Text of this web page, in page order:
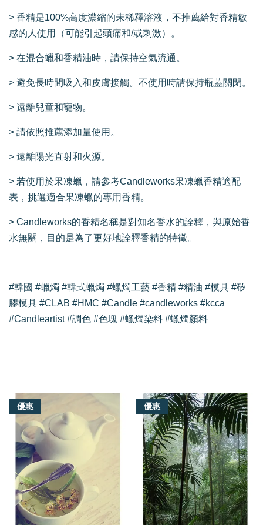
> 香精是100%高度濃縮的未稀釋溶液，不推薦給對香精敏
感的人使用（可能引起頭痛和/或刺激）。
> 在混合蠟和香精油時，請保持空氣流通。
> 避免長時間吸入和皮膚接觸。不使用時請保持瓶蓋關閉。
> 遠離兒童和寵物。
> 請依照推薦添加量使用。
> 遠離陽光直射和火源。
> 若使用於果凍蠟，請參考Candleworks果凍蠟香精適配
表，挑選適合果凍蠟的專用香精。
> Candleworks的香精名稱是對知名香水的詮釋，與原始香
水無關，目的是為了更好地詮釋香精的特徵。
#韓國 #蠟燭 #韓式蠟燭 #蠟燭工藝 #香精 #精油 #模具 #矽
膠模具 #CLAB #HMC #Candle #candleworks #kcca
#Candleartist #調色 #色塊 #蠟燭染料 #蠟燭顏料
優惠 優惠